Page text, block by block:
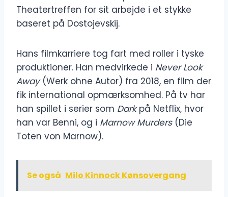
Theatertreffen for sit arbejde i et stykke
baseret på Dostojevskij.
Hans filmkarriere tog fart med roller i tyske
produktioner. Han medvirkede i Never Look
Away(Werk ohne Autor) fra 2018, en film der
fik international opmærksomhed. På tv har
han spillet i serier som Darkpå Netflix, hvor
han var Benni, og i Marnow Murders(Die
Toten von Marnow).
Se også Milo Kinnock Kønsovergang